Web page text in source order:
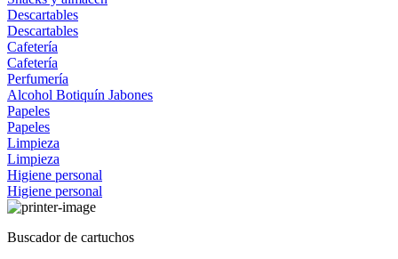
Descartables
Descartables
Cafetería
Cafetería
Perfumería
Alcohol Botiquín Jabones
Papeles
Papeles
Limpieza
Limpieza
Higiene personal
Higiene personal
Buscador de cartuchos